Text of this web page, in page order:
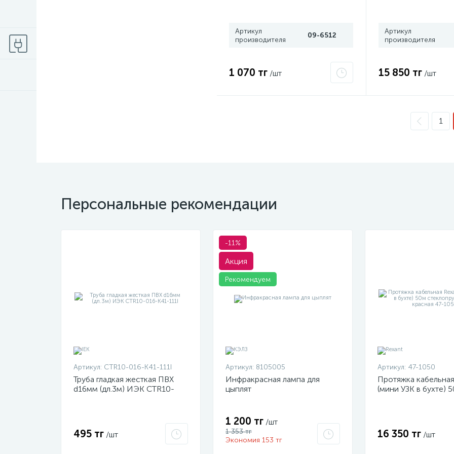
Артикул
производителя
09-6512
1 070 тг /шт
Артикул
производителя
15 850 тг /шт
1
Персональные рекомендации
Артикул: CTR10-016-K41-111I
Труба гладкая жесткая ПВХ
d16мм (дл.3м) ИЭК CTR10-
495 тг /шт
-11%
Акция
Рекомендуем
Артикул: 8105005
Инфракрасная лампа для
цыплят
1 200 тг /шт
1 353 тг
Экономия 153 тг
Артикул: 47-1050
Протяжка
(мини УЗК в бухте)
16 350 тг /шт